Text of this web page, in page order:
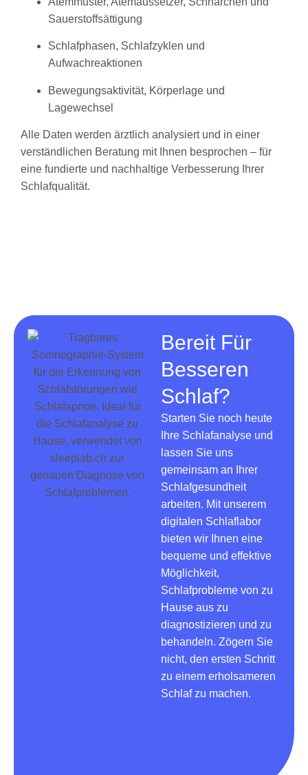
Sauerstoffsättigung
Schlafphasen, Schlafzyklen und
Aufwachreaktionen
Bewegungsaktivität, Körperlage und
Lagewechsel
Alle Daten werden ärztlich analysiert und in einer
verständlichen Beratung mit Ihnen besprochen – für
eine fundierte und nachhaltige Verbesserung Ihrer
Schlafqualität.
Bereit Für
Besseren
Schlaf?
Starten Sie noch heute
Ihre Schlafanalyse und
lassen Sie uns
gemeinsam an Ihrer
Schlafgesundheit
arbeiten. Mit unserem
digitalen Schlaflabor
bieten wir Ihnen eine
bequeme und effektive
Möglichkeit,
Schlafprobleme von zu
Hause aus zu
diagnostizieren und zu
behandeln. Zögern Sie
nicht, den ersten Schritt
zu einem erholsameren
Schlaf zu machen.